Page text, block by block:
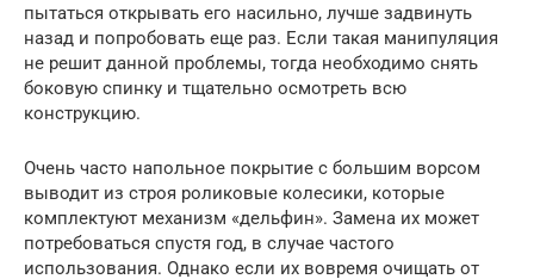
пытаться открывать его насильно, лучше задвинуть
назад и попробовать еще раз. Если такая манипуляция
не решит данной проблемы, тогда необходимо снять
боковую спинку и тщательно осмотреть всю
конструкцию.
Очень часто напольное покрытие с большим ворсом
выводит из строя роликовые колесики, которые
комплектуют механизм «дельфин». Замена их может
потребоваться спустя год, в случае частого
использования. Однако если их вовремя очищать от